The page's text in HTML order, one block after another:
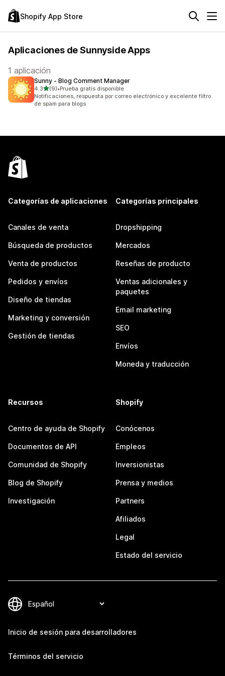
Shopify App Store
Aplicaciones de Sunnyside Apps
1 aplicación
Sunny ‑ Blog Comment Manager
4.3de 5 estrellas
(9)
9 reseñas en total
•Prueba gratis disponible
Notificaciones, respuesta por correo electrónico y excelente filtro
de spam para blogs
Categorías de aplicaciones
Canales de venta
Búsqueda de productos
Venta de productos
Pedidos y envíos
Diseño de tiendas
Marketing y conversión
Gestión de tiendas
Categorías principales
Dropshipping
Mercados
Reseñas de producto
Ventas adicionales y
paquetes
Email marketing
SEO
Envíos
Moneda y traducción
Recursos
Centro de ayuda de Shopify
Documentos de API
Comunidad de Shopify
Blog de Shopify
Investigación
Shopify
Conócenos
Empleos
Inversionistas
Prensa y medios
Partners
Afiliados
Legal
Estado del servicio
Inicio de sesión para desarrolladores
Términos del servicio